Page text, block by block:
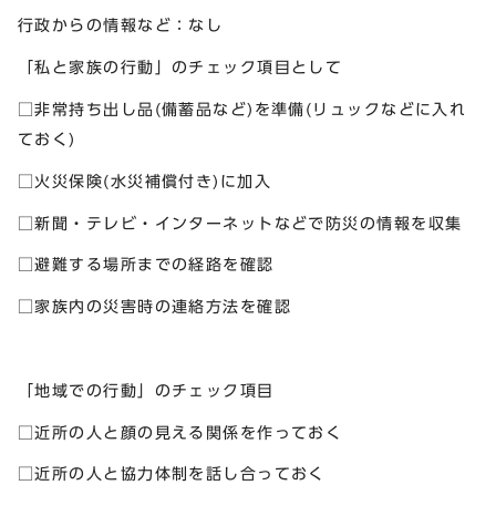
行政からの情報など：なし
「私と家族の行動」のチェック項目として
□非常持ち出し品(備蓄品など)を準備(リュックなどに入れ
ておく)
□火災保険(水災補償付き)に加入
□新聞・テレビ・インターネットなどで防災の情報を収集
□避難する場所までの経路を確認
□家族内の災害時の連絡方法を確認
「地域での行動」のチェック項目
□近所の人と顔の見える関係を作っておく
□近所の人と協力体制を話し合っておく